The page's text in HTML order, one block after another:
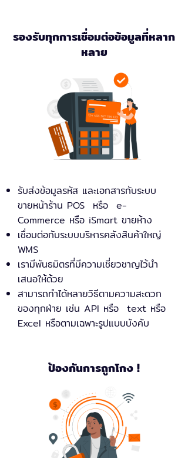
รองรับทุกการเชื่อมต่อข้อมูลที่หลาก
หลาย
รับส่งข้อมูลรหัส และเอกสารกับระบบ
ขายหน้าร้าน POS หรือ e-
Commerce หรือ iSmart ขายห้าง
เชื่อมต่อกับระบบบริหารคลังสินค้าใหญ่
WMS
เรามีพันธมิตรที่มีความเชี่ยวชาญไว้นำ
เสนอให้ด้วย
สามารถทำได้หลายวิธีตามความสะดวก
ของทุกฝ่าย เช่น API หรือ text หรือ
Excel หรือตามเฉพาะรูปแบบบังคับ
ป้องกันการถูกโกง !